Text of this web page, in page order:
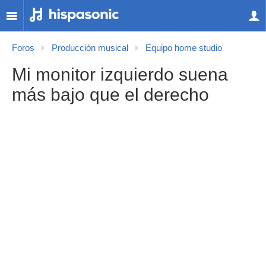
Foros Producción musical Equipo home studio
Mi monitor izquierdo suena
más bajo que el derecho